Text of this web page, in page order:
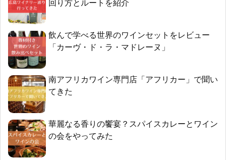
回り方とルートを紹介
飲んで学べる世界のワインセットをレビュー
「カーヴ・ド・ラ・マドレーヌ」
南アフリカワイン専門店「アフリカー」で聞い
てきた
華麗なる香りの饗宴？スパイスカレーとワイン
の会をやってみた